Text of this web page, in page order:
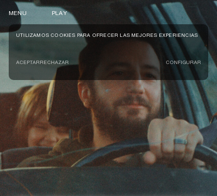
UTILIZAMOS COOKIES PARA OFRECER LAS MEJORES EXPERIENCIAS
ACEPTARRECHAZAR CONFIGURAR
MENU PLAY